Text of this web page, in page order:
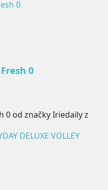
Fresh 0
0 od značky Iriedaily z